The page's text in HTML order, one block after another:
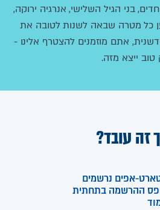
בני הגיל השלישי, אנרגיה ירוקה,
כל מטרה שבאה לשנות לטובה את
אתם מוזמנים להצטרף אלינו -
טוב ייצא מזה.
זה עובד?
אפים נרשמים
ההרשמה בתחתית